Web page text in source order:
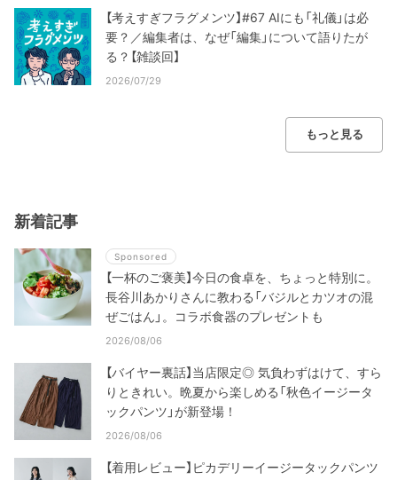
【考えすぎフラグメンツ】#67 AIにも「礼儀」は必
要？／編集者は、なぜ「編集」について語りたが
る？【雑談回】
2026/07/29
もっと見る
新着記事
Sponsored
【一杯のご褒美】今日の食卓を、ちょっと特別に。
長谷川あかりさんに教わる「バジルとカツオの混
ぜごはん」。コラボ食器のプレゼントも
2026/08/06
【バイヤー裏話】当店限定◎ 気負わずはけて、すら
りときれい。晩夏から楽しめる「秋色イージータ
ックパンツ」が新登場！
2026/08/06
【着用レビュー】ピカデリーイージータックパンツ